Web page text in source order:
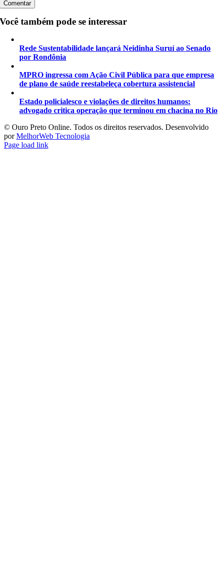
Você também pode se interessar
Rede Sustentabilidade lançará Neidinha Suruí ao Senado
por Rondônia
MPRO ingressa com Ação Civil Pública para que empresa
de plano de saúde reestabeleça cobertura assistencial
Estado policialesco e violações de direitos humanos:
advogado critica operação que terminou em chacina no Rio
©️ Ouro Preto Online. Todos os direitos reservados. Desenvolvido
porMelhorWeb Tecnologia
Page load link